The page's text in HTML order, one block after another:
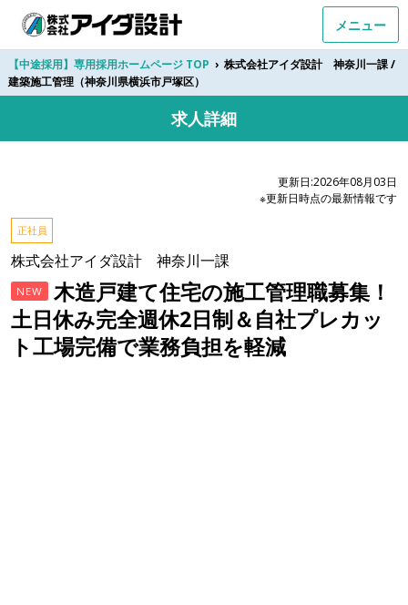
メニュー
【中途採用】専用採用ホームページ TOP › 株式会社アイダ設計 神奈川一課 /
建築施工管理（神奈川県横浜市戸塚区）
求人詳細
更新日:2026年08月03日
※更新日時点の最新情報です
正社員
株式会社アイダ設計 神奈川一課
NEW
木造戸建て住宅の施工管理職募集！
土日休み完全週休2日制＆自社プレカッ
ト工場完備で業務負担を軽減